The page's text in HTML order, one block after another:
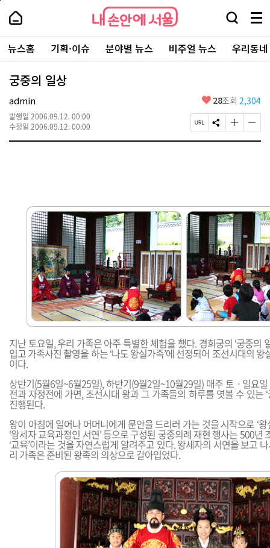
본
로
가
내
손
안
에
서
울
-
서
울
시
대
표
소
내
손
에
울
검
창
열
기
메
뉴
전
체
보
주
요
서
뉴스홈 기획·이슈 분야별 뉴스 비주얼 뉴스 우리동
궁중의 일상
admin
발행일 2006.09.12. 00:00
수정일 2006.09.12. 00:00
좋
요
28조회 2,304
페
이
S
N
글
자
하
기
글
자
하
기
지난 토요일, 우리 가족은 아주 특별한 체험을 했다. 경희궁의 ‘궁중의
입고 가족사진 촬영을 하는 ‘나도 왕실가족’에 선정되어 조선시대의
이다.
상반기(5월6일~6월25일), 하반기(9월2일~10월29일) 매주 토ㆍ일요
전과 자정전에 가면, 조선시대 왕과 그 가족들의 하루를 엿볼 수 있는
진행된다.
왕이 아침에 일어나 어머니에게 문안을 드리러 가는 것을 시작으로 ‘왕
‘왕세자 교육과정인 서연’ 등으로 구성된 궁중의례 재현 행사는 500년
‘교육’이라는 것을 자연스럽게 알려주고 있다. 왕세자의 서연을 보고
리 가족은 준비된 왕족의 의상으로 갈아입었다.
페
상
단
로